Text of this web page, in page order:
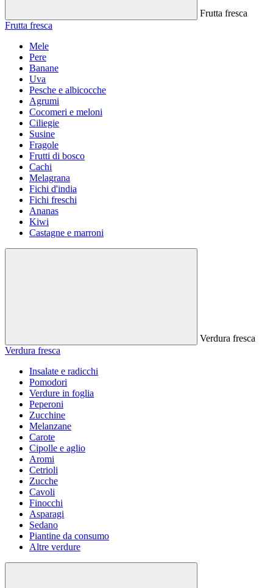
Frutta fresca
Frutta fresca
Mele
Pere
Banane
Uva
Pesche e albicocche
Agrumi
Cocomeri e meloni
Ciliegie
Susine
Fragole
Frutti di bosco
Cachi
Melagrana
Fichi d'india
Fichi freschi
Ananas
Kiwi
Castagne e marroni
Verdura fresca
Verdura fresca
Insalate e radicchi
Pomodori
Verdure in foglia
Peperoni
Zucchine
Melanzane
Carote
Cipolle e aglio
Aromi
Cetrioli
Zucche
Cavoli
Finocchi
Asparagi
Sedano
Piantine da consumo
Altre verdure